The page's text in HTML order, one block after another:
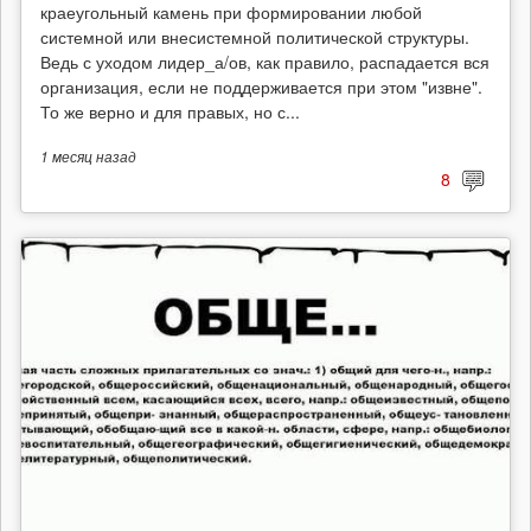
краеугольный камень при формировании любой
системной или внесистемной политической структуры.
Ведь с уходом лидер_а/ов, как правило, распадается вся
организация, если не поддерживается при этом "извне".
То же верно и для правых, но с...
1 месяцназад
8